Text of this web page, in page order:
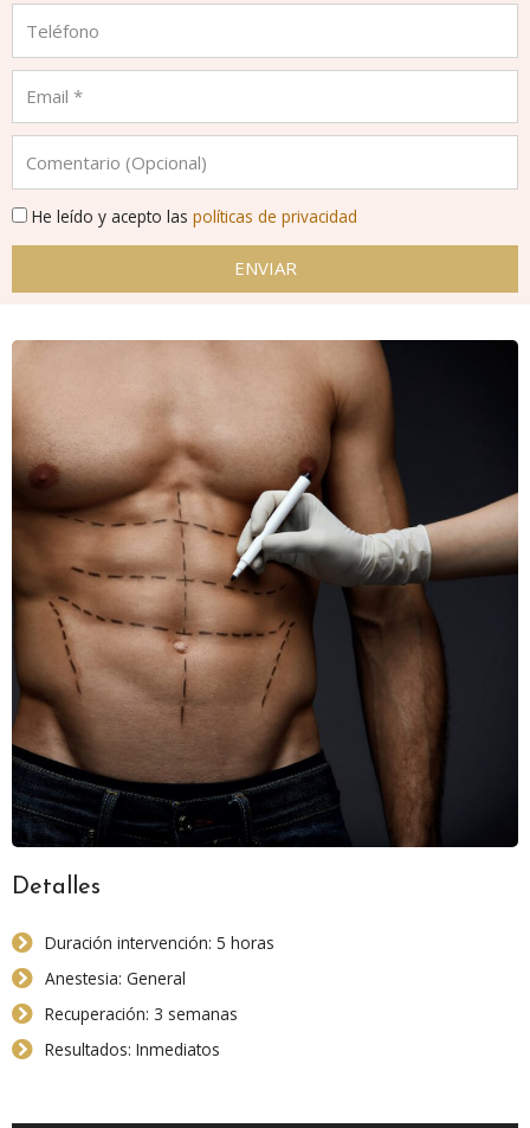
He leído y acepto las políticas de privacidad
ENVIAR
Detalles
Duración intervención: 5 horas
Anestesia: General
Recuperación: 3 semanas
Resultados: Inmediatos